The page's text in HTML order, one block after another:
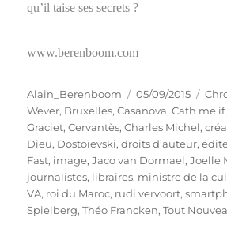
qu’il taise ses secrets ?
www.berenboom.com
Auteur
Alain_Berenboom
Publié
le
05/09/2015
Wever, Bruxelles,Casanova,Cath me if
Graciet,Cervantès,Charles Michel,
Dieu, Dostoïevski,droits d’auteur,
Fast, image,Jaco van Dormael,Joelle
journalistes, libraires, ministre de la
VA, roi du Maroc, rudi vervoort,
Spielberg,Théo Francken,Tout